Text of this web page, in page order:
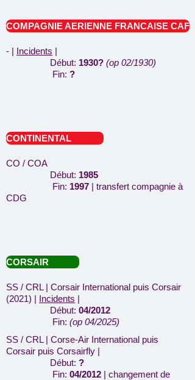
COMPAGNIE AERIENNE FRANCAISE CAF
- | Incidents |
Début: 1930? (op 02/1930)
Fin: ?
CONTINENTAL
CO / COA
Début: 1985
Fin: 1997 | transfert compagnie à
CDG
CORSAIR
SS / CRL | Corsair International puis Corsair
(2021) | Incidents |
Début: 04/2012
Fin: (op 04/2025)
SS / CRL | Corse-Air International puis
Corsair puis Corsairfly |
Début: ?
Fin: 04/2012 | changement de